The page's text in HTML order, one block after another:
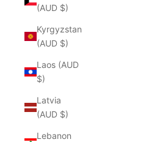
(AUD $)
Kyrgyzstan
(AUD $)
Laos (AUD
$)
Latvia
(AUD $)
Lebanon